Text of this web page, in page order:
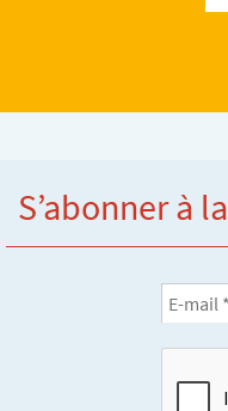
S’abonner à